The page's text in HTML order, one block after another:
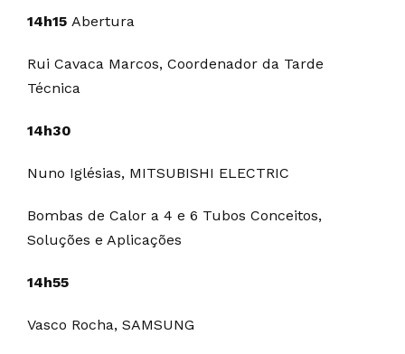
14h15 Abertura
Rui Cavaca Marcos, Coordenador da Tarde
Técnica
14h30
Nuno Iglésias, MITSUBISHI ELECTRIC
Bombas de Calor a 4 e 6 Tubos Conceitos,
Soluções e Aplicações
14h55
Vasco Rocha, SAMSUNG